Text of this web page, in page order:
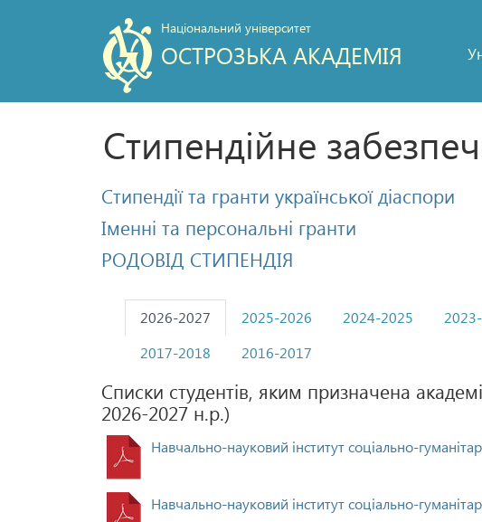
Національний університет
ОСТРОЗЬКА АКАДЕМІЯ
Стипендійне
Стипендії та гранти української діаспори
Іменні та персональні гранти
РОДОВІД СТИПЕНДІЯ
2026-2027 2025-2026 2024-2025
2017-2018
2016-2017
Списки студентів, яким призначена
2026-2027 н.р.)
Навчально-науковий інститут соціально-
Навчально-науковий інститут соціально-